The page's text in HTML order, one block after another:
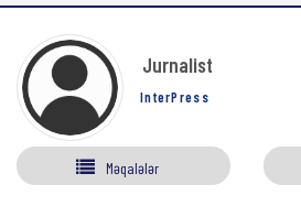
Jurnalist
InterPress
Məqalələr